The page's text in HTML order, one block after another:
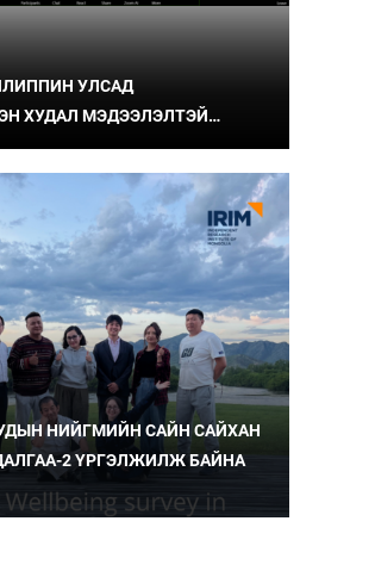
УЛСАД
ХУДАЛ МЭДЭЭЛЭЛТЭЙ
ҮР ДҮН, СУРГАМЖИЙГ
НИЙГМИЙН САЙН САЙХАН
2 ҮРГЭЛЖИЛЖ БАЙНА